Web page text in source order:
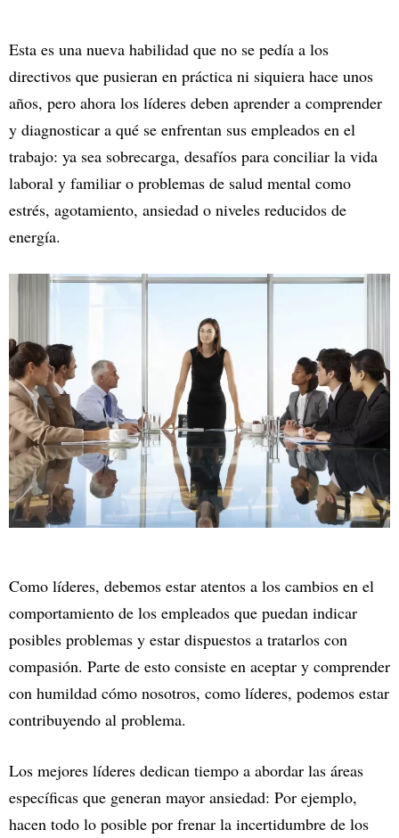
Esta es una nueva habilidad que no se pedía a los
directivos que pusieran en práctica ni siquiera hace unos
años, pero ahora los líderes deben aprender a comprender
y diagnosticar a qué se enfrentan sus empleados en el
trabajo: ya sea sobrecarga, desafíos para conciliar la vida
laboral y familiar o problemas de salud mental como
estrés, agotamiento, ansiedad o niveles reducidos de
energía.
Como líderes, debemos estar atentos a los cambios en el
comportamiento de los empleados que puedan indicar
posibles problemas y estar dispuestos a tratarlos con
compasión. Parte de esto consiste en aceptar y comprender
con humildad cómo nosotros, como líderes, podemos estar
contribuyendo al problema.
Los mejores líderes dedican tiempo a abordar las áreas
específicas que generan mayor ansiedad: Por ejemplo,
hacen todo lo posible por frenar la incertidumbre de los